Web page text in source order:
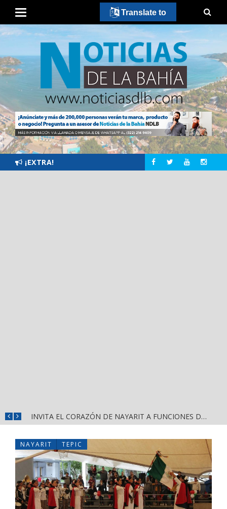
¡EXTRA!
INVITA EL CORAZÓN DE NAYARIT A FUNCIONES DE CINE GRATUITAS EN LA CONCHA ACÚSTICA
NAYARIT TEPIC
Translate to